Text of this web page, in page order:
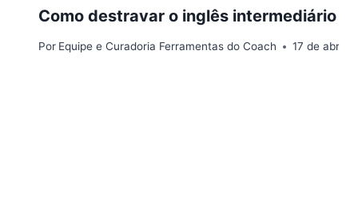
Como destravar o inglês intermediário
Por Equipe e Curadoria Ferramentas do Coach 17 de abril